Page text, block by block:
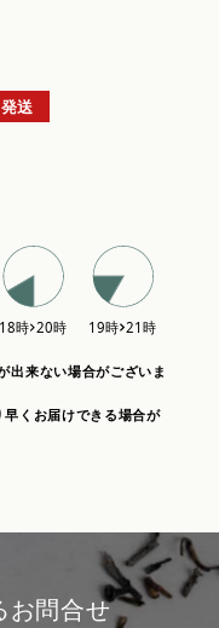
送
出来ない場合がございま
くお届けできる場合が
お問合せ